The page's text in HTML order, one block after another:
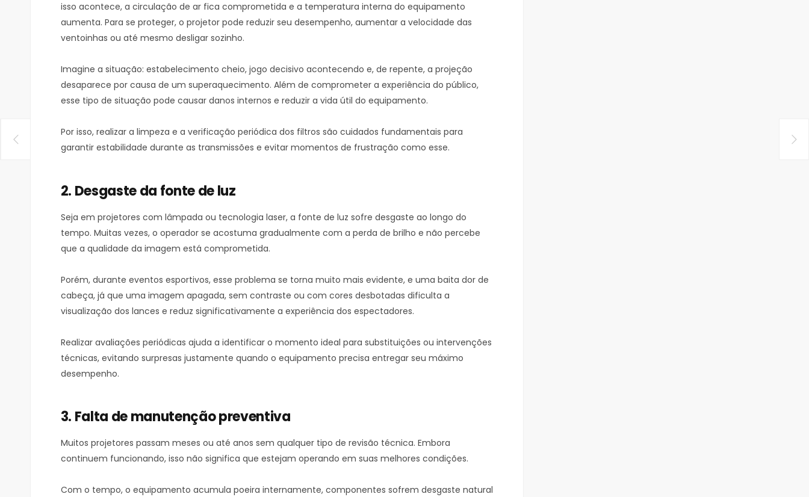
isso acontece, a circulação de ar fica comprometida e a temperatura interna do equipamento
aumenta. Para se proteger, o projetor pode reduzir seu desempenho, aumentar a velocidade das
ventoinhas ou até mesmo desligar sozinho.
Imagine a situação: estabelecimento cheio, jogo decisivo acontecendo e, de repente, a projeção
desaparece por causa de um superaquecimento. Além de comprometer a experiência do público,
esse tipo de situação pode causar danos internos e reduzir a vida útil do equipamento.
Por isso, realizar a limpeza e a verificação periódica dos filtros são cuidados fundamentais para
garantir estabilidade durante as transmissões e evitar momentos de frustração como esse.
2. Desgaste da fonte de luz
Seja em projetores com lâmpada ou tecnologia laser, a fonte de luz sofre desgaste ao longo do
tempo. Muitas vezes, o operador se acostuma gradualmente com a perda de brilho e não percebe
que a qualidade da imagem está comprometida.
Porém, durante eventos esportivos, esse problema se torna muito mais evidente, e uma baita dor de
cabeça, já que uma imagem apagada, sem contraste ou com cores desbotadas dificulta a
visualização dos lances e reduz significativamente a experiência dos espectadores.
Realizar avaliações periódicas ajuda a identificar o momento ideal para substituições ou intervenções
técnicas, evitando surpresas justamente quando o equipamento precisa entregar seu máximo
desempenho.
3. Falta de manutenção preventiva
Muitos projetores passam meses ou até anos sem qualquer tipo de revisão técnica. Embora
continuem funcionando, isso não significa que estejam operando em suas melhores condições.
Com o tempo, o equipamento acumula poeira internamente, componentes sofrem desgaste natural